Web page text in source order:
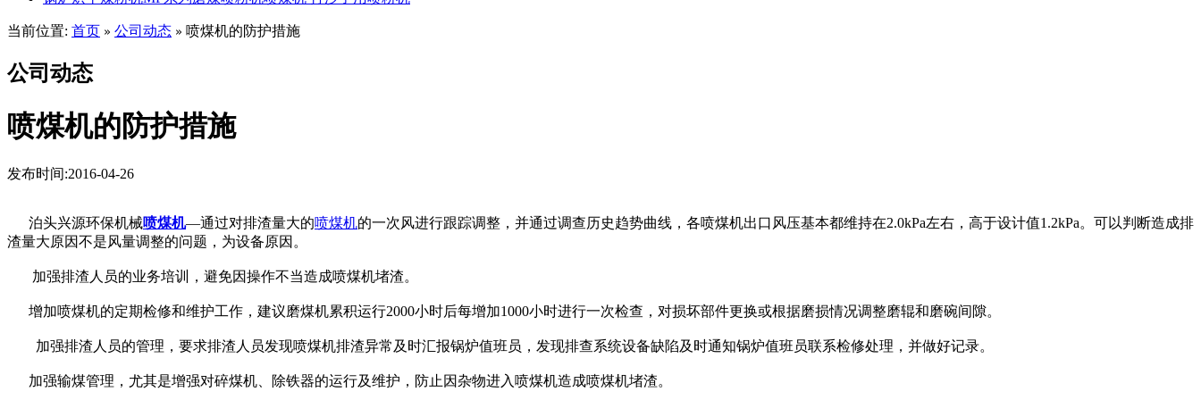
当前位置: 首页 » 公司动态 » 喷煤机的防护措施
公司动态
喷煤机的防护措施
发布时间:2016-04-26
泊头兴源环保机械喷煤机—通过对排渣量大的喷煤机的一次风进行跟踪调整，并通过调查历史趋势曲线，各喷煤机出口风压基本都维持在2.0kPa左右，高于设计值1.2kPa。可以判断造成排
渣量大原因不是风量调整的问题，为设备原因。
加强排渣人员的业务培训，避免因操作不当造成喷煤机堵渣。
增加喷煤机的定期检修和维护工作，建议磨煤机累积运行2000小时后每增加1000小时进行一次检查，对损坏部件更换或根据磨损情况调整磨辊和磨碗间隙。
加强排渣人员的管理，要求排渣人员发现喷煤机排渣异常及时汇报锅炉值班员，发现排查系统设备缺陷及时通知锅炉值班员联系检修处理，并做好记录。
加强输煤管理，尤其是增强对碎煤机、除铁器的运行及维护，防止因杂物进入喷煤机造成喷煤机堵渣。